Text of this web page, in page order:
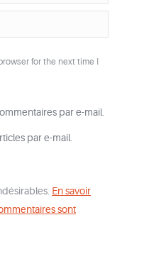
for the next time I
par e-mail.
par e-mail.
En savoir
sont